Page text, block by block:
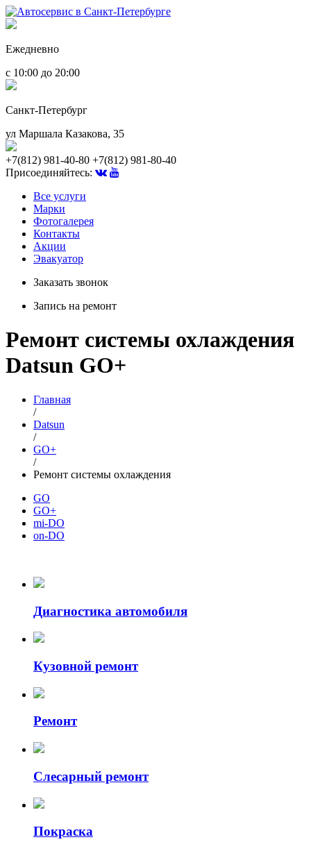
Ежедневно
с 10:00 до 20:00
Санкт-Петербург
ул Маршала Казакова, 35
+7(812) 981-40-80 +7(812) 981-80-40
Присоединяйтесь:
Все услуги
Марки
Фотогалерея
Контакты
Акции
Эвакуатор
Заказать звонок
Запись на ремонт
Ремонт системы охлаждения
Datsun GO+
Главная
/
Datsun
/
GO+
/
Ремонт системы охлаждения
GO
GO+
mi-DO
on-DO
Диагностика автомобиля
Кузовной ремонт
Ремонт
Слесарный ремонт
Покраска